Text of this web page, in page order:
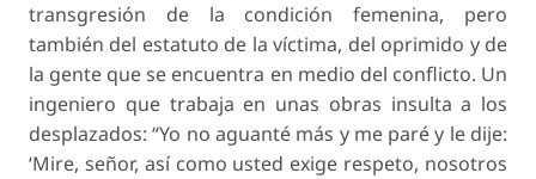
transgresión de la condición femenina, pero
también del estatuto de la víctima, del oprimido y de
la gente que se encuentra en medio del conflicto. Un
ingeniero que trabaja en unas obras insulta a los
desplazados: “Yo no aguanté más y me paré y le dije:
‘Mire, señor, así como usted exige respeto, nosotros